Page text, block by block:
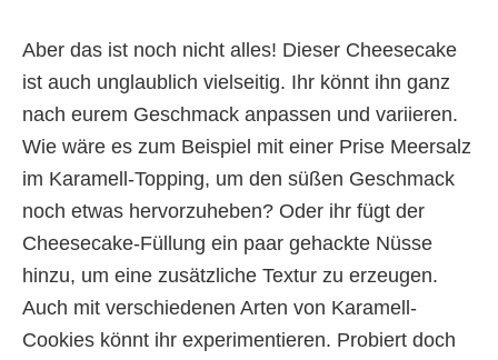
Aber das ist noch nicht alles! Dieser Cheesecake
ist auch unglaublich vielseitig. Ihr könnt ihn ganz
nach eurem Geschmack anpassen und variieren.
Wie wäre es zum Beispiel mit einer Prise Meersalz
im Karamell-Topping, um den süßen Geschmack
noch etwas hervorzuheben? Oder ihr fügt der
Cheesecake-Füllung ein paar gehackte Nüsse
hinzu, um eine zusätzliche Textur zu erzeugen.
Auch mit verschiedenen Arten von Karamell-
Cookies könnt ihr experimentieren. Probiert doch